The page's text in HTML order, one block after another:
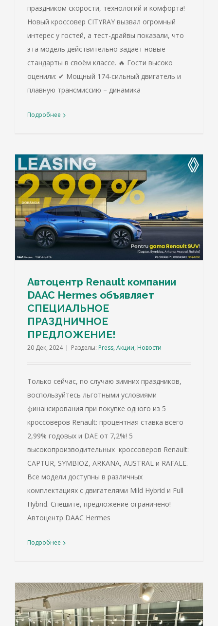
праздником скорости, технологий и комфорта!
Новый кроссовер CITYRAY вызвал огромный
интерес у гостей, а тест-драйвы показали, что
эта модель действительно задаёт новые
стандарты в своём классе. 🔥 Гости высоко
оценили: ✔ Мощный 174-сильный двигатель и
плавную трансмиссию – динамика
Подробнее
Автоцентр Renault компании
DAAC Hermes объявляет
СПЕЦИАЛЬНОЕ
ПРАЗДНИЧНОЕ
ПРЕДЛОЖЕНИЕ!
20 Дек, 2024 | Разделы: Press, Акции, Новости
Только сейчас, по случаю зимних праздников,
воспользуйтесь льготными условиями
финансирования при покупке одного из 5
кроссоверов Renault: процентная ставка всего
2,99% годовых и DAE от 7,2%! 5
высокопроизводительных кроссоверов Renault:
CAPTUR, SYMBIOZ, ARKANA, AUSTRAL и RAFALE.
Все модели доступны в различных
комплектациях с двигателями Mild Hybrid и Full
Hybrid. Спешите, предложение ограничено!
Автоцентр DAAC Hermes
Подробнее